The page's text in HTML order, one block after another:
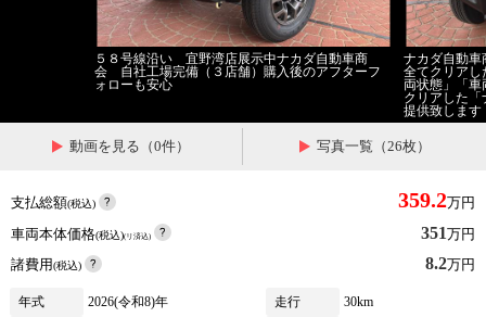
５８号線沿い 宜野湾店展示中ナカダ自動車商
会 自社工場完備（３店舗）購入後のアフターフ
ォローも安心
ナカダ自動車
全てクリアし
両状態」「車
クリアした
提供致します
動画を見る（0件） 写真一覧（26枚）
支払総額(税込) 359.2万円
車両本体価格(税込)(リ済込) 351万円
諸費用(税込) 8.2万円
年式 2026(令和8)年 走行
30km